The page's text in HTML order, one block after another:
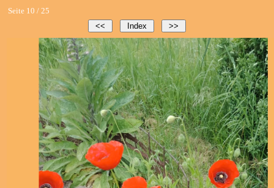
Seite 10 / 25